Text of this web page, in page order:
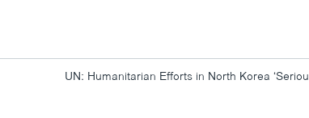
UN: Humanitarian Efforts in North Korea